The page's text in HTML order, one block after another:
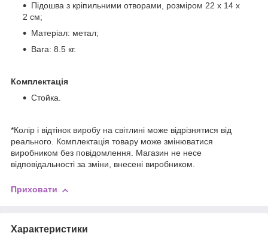
Підошва з кріпильними отворами, розміром 22 х 14 х
2 см;
Матеріал: метал;
Вага: 8.5 кг.
Комплектація
Стойка.
*Колір і відтінок виробу на світлині може відрізнятися від
реального. Комплектація товару може змінюватися
виробником без повідомлення. Магазин не несе
відповідальності за зміни, внесені виробником.
Приховати
Характеристики